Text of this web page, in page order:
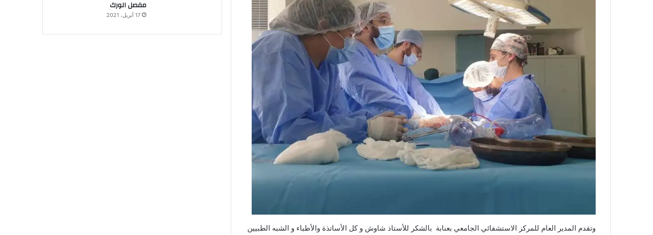
وتقدم المدير العام للمركز الاستشفائي الجامعي بعنابة بالشكر للأستاذ شاوش و كل الأساتذة والأطباء و الشبه الطبيين
مفصل الورك
17 أبريل، 2021